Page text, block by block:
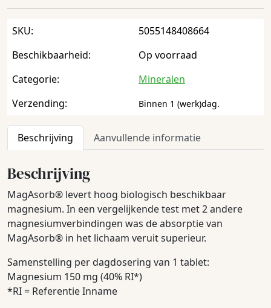
SKU:
5055148408664
Beschikbaarheid:
Op voorraad
Categorie:
Mineralen
Verzending:
Binnen 1 (werk)dag.
Beschrijving Aanvullende informatie
Beschrijving
MagAsorb® levert hoog biologisch beschikbaar
magnesium. In een vergelijkende test met 2 andere
magnesiumverbindingen was de absorptie van
MagAsorb® in het lichaam veruit superieur.
Samenstelling per dagdosering van 1 tablet:
Magnesium 150 mg (40% RI*)
*RI = Referentie Inname